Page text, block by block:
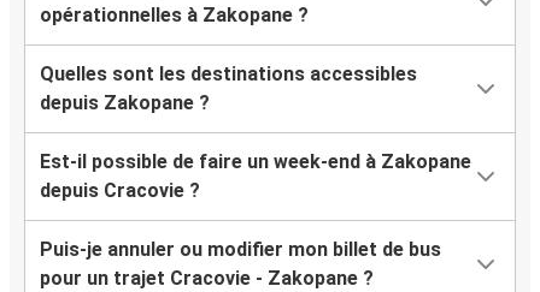
opérationnelles à Zakopane ?
Quelles sont les destinations accessibles
depuis Zakopane ?
Est-il possible de faire un week-end à Zakopane
depuis Cracovie ?
Puis-je annuler ou modifier mon billet de bus
pour un trajet Cracovie - Zakopane ?